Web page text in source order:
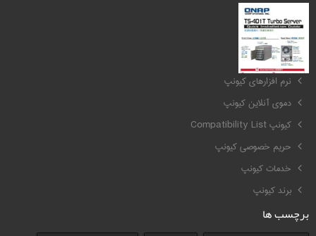
کیونپ QNAP
نرم افزارهای کیونپ
دموی آنلاین کیونپ
کیونپ Compatibility List
حریم خصوصی کیونپ
خدمات کیونپ
برند کیونپ
برچسب ها